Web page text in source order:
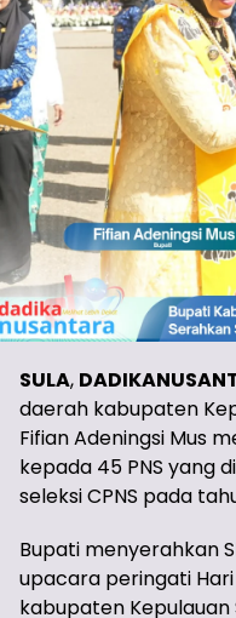
SULA,
daerah kabupaten
Fifian Adeningsi Mus
kepada 45 PNS yang
seleksi CPNS pada
Bupati menyerahkan
upacara peringati
kabupaten